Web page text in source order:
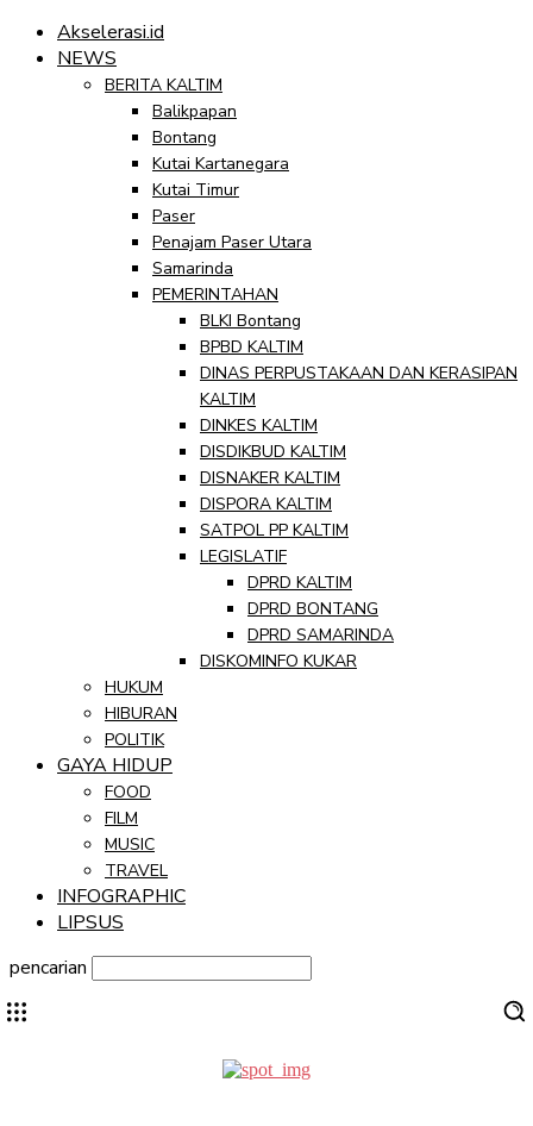
Akselerasi.id
NEWS
BERITA KALTIM
Balikpapan
Bontang
Kutai Kartanegara
Kutai Timur
Paser
Penajam Paser Utara
Samarinda
PEMERINTAHAN
BLKI Bontang
BPBD KALTIM
DINAS PERPUSTAKAAN DAN KERASIPAN
KALTIM
DINKES KALTIM
DISDIKBUD KALTIM
DISNAKER KALTIM
DISPORA KALTIM
SATPOL PP KALTIM
LEGISLATIF
DPRD KALTIM
DPRD BONTANG
DPRD SAMARINDA
DISKOMINFO KUKAR
HUKUM
HIBURAN
POLITIK
GAYA HIDUP
FOOD
FILM
MUSIC
TRAVEL
INFOGRAPHIC
LIPSUS
pencarian